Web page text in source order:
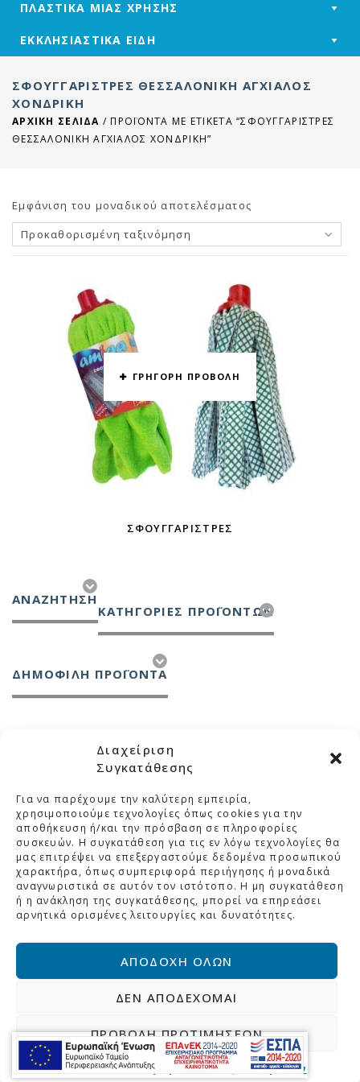
Διαχείριση
Συγκατάθεσης
Για να παρέχουμε την καλύτερη εμπειρία,
χρησιμοποιούμε τεχνολογίες όπως cookies για την
αποθήκευση ή/και την πρόσβαση σε πληροφορίες
συσκευών. Η συγκατάθεση για τις εν λόγω τεχνολογίες θα
μας επιτρέψει να επεξεργαστούμε δεδομένα προσωπικού
χαρακτήρα, όπως συμπεριφορά περιήγησης ή μοναδικά
αναγνωριστικά σε αυτόν τον ιστότοπο. Η μη συγκατάθεση
ή η ανάκληση της συγκατάθεσης, μπορεί να επηρεάσει
αρνητικά ορισμένες λειτουργίες και δυνατότητες.
ΑΠΟΔΟΧΉ ΌΛΩΝ
ΔΕΝ ΑΠΟΔΈΧΟΜΑΙ
ΠΡΟΒΟΛΉ ΠΡΟΤΙΜΉΣΕΩΝ
CookiesΠολιτική Προστασίας Δεδομένων
ΠΛΑΣΤΙΚΑ ΜΙΑΣ ΧΡΗΣΗΣ
ΕΚΚΛΗΣΙΑΣΤΙΚΑ ΕΙΔΗ
ΣΦΟΥΓΓΑΡΙΣΤΡΕΣ ΘΕΣΣΑΛΟΝΙΚΗ ΑΓΧΙΑΛΟΣ
ΧΟΝΔΡΙΚΗ
ΑΡΧΙΚΉ ΣΕΛΊΔΑ / ΠΡΟΪΌΝΤΑ ΜΕ ΕΤΙΚΈΤΑ “ΣΦΟΥΓΓΑΡΙΣΤΡΕΣ
ΘΕΣΣΑΛΟΝΙΚΗ ΑΓΧΙΑΛΟΣ ΧΟΝΔΡΙΚΗ”
Εμφάνιση του μοναδικού αποτελέσματος
Προκαθορισμένη ταξινόμηση
ΓΡΗΓΟΡΗ ΠΡΟΒΟΛΗ
ΣΦΟΥΓΓΑΡΊΣΤΡΕΣ
ΑΝΑΖΉΤΗΣΗ
ΚΑΤΗΓΟΡΙΕΣ ΠΡΟΪΟΝΤΩΝ
ΔΗΜΟΦΙΛΗ ΠΡΟΪΟΝΤΑ
ΜΕΛΚΑ
ΚΑΤΗΓΟΡΙΕΣ
ΣΤΟΙΧΕΙΑ ΕΠΙΚΟΙΝΩΝΙΑΣ
ΒΡΕΙΤΕ ΜΑΣ ΣΤΟ ΧΑΡΤΗ
Αρχική
Η Εταιρεία
© 2026